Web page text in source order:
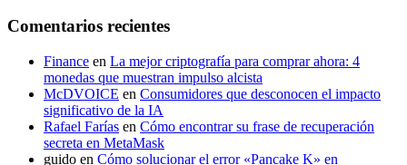
Comentarios recientes
Finance en La mejor criptografía para comprar ahora: 4
monedas que muestran impulso alcista
McDVOICE en Consumidores que desconocen el impacto
significativo de la IA
Rafael Farías en Cómo encontrar su frase de recuperación
secreta en MetaMask
guido en Cómo solucionar el error «Pancake K» en